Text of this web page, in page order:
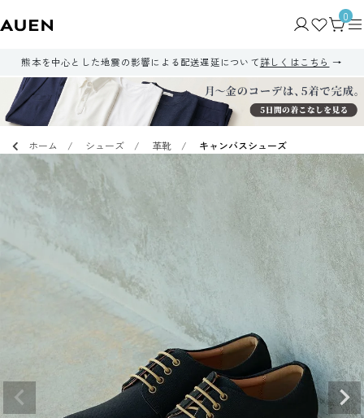
0
熊本を中心とした地震の影響による配送遅延について詳しくはこちら
ホーム シューズ 革靴 キャンバスシューズ